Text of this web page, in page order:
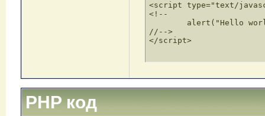
<script type="text/
<!--
//-->
</script>
PHP код